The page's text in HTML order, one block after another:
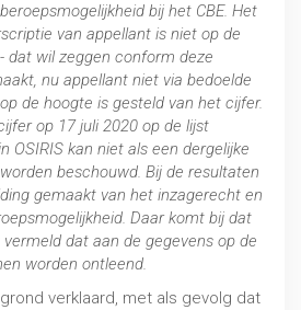
bij het CBE. Het
van appellant is niet op de
dat wil zeggen conform deze
nu appellant niet via bedoelde
de hoogte is gesteld van het cijfer.
op 17 juli 2020 op de lijst
OSIRIS kan niet als een dergelijke
beschouwd. Bij de resultaten
gemaakt van het inzagerecht en
Daar komt bij dat
dat aan de gegevens op de
worden ontleend.
verklaard, met als gevolg dat